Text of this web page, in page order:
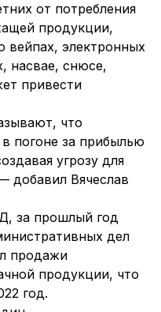
от потребления
продукции,
вейпах, электронных
насвае, снюсе,
привести
что
погоне за прибылью
угрозу для
добавил Вячеслав
за прошлый год
дел
продажи
продукции, что
год.